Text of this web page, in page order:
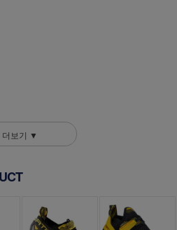
더보기 ▼